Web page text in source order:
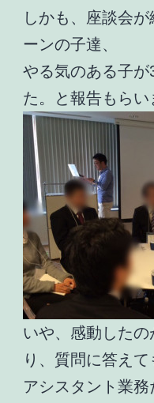
しかも、座談会
ーンの子達、
やる気のある子
た。と報告もらい
いや、感動した
り、質問に答え
アシスタント業